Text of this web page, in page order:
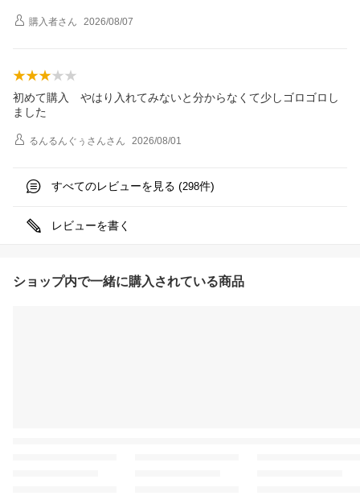
購入者さん 2026/08/07
初めて購入 やはり入れてみないと分からなくて少しゴロゴロし
ました
るんるんぐぅさんさん 2026/08/01
すべてのレビューを見る (298件)
レビューを書く
ショップ内で一緒に購入されている商品